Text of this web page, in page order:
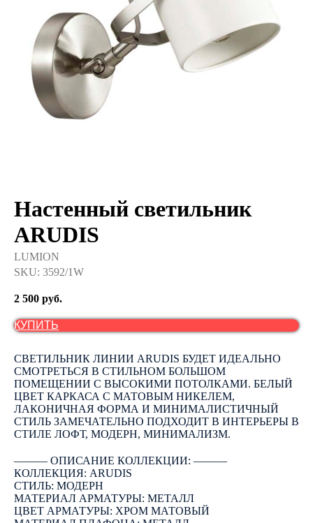
Настенный светильник
ARUDIS
LUMION
SKU: 3592/1W
2 500 руб.
КУПИТЬ
СВЕТИЛЬНИК ЛИНИИ ARUDIS БУДЕТ ИДЕАЛЬНО
СМОТРЕТЬСЯ В СТИЛЬНОМ БОЛЬШОМ
ПОМЕЩЕНИИ С ВЫСОКИМИ ПОТОЛКАМИ. БЕЛЫЙ
ЦВЕТ КАРКАСА С МАТОВЫМ НИКЕЛЕМ,
ЛАКОНИЧНАЯ ФОРМА И МИНИМАЛИСТИЧНЫЙ
СТИЛЬ ЗАМЕЧАТЕЛЬНО ПОДХОДИТ В ИНТЕРЬЕРЫ В
СТИЛЕ ЛОФТ, МОДЕРН, МИНИМАЛИЗМ.
――― ОПИСАНИЕ КОЛЛЕКЦИИ: ―――
КОЛЛЕКЦИЯ: ARUDIS
СТИЛЬ: МОДЕРН
МАТЕРИАЛ АРМАТУРЫ: МЕТАЛЛ
ЦВЕТ АРМАТУРЫ: ХРОМ МАТОВЫЙ